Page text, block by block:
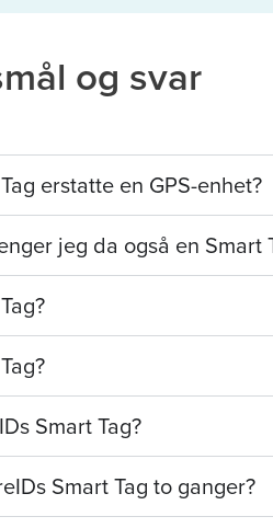
og svar
erstatte en GPS-enhet?
jeg da også en Smart
Smart Tag?
Smart Tag to ganger?